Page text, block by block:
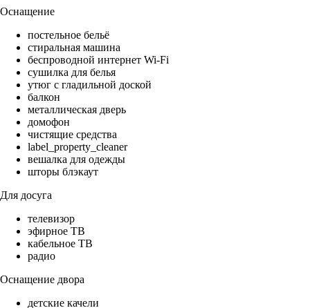
Оснащение
постельное бельё
стиральная машина
беспроводной интернет Wi-Fi
сушилка для белья
утюг с гладильной доской
балкон
металлическая дверь
домофон
чистящие средства
label_property_cleaner
вешалка для одежды
шторы блэкаут
Для досуга
телевизор
эфирное ТВ
кабельное ТВ
радио
Оснащение двора
детские качели